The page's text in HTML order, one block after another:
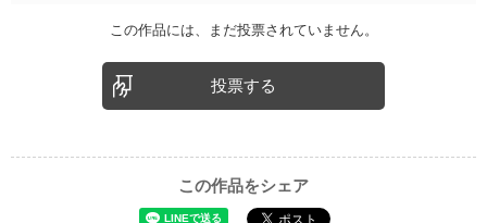
この作品には、まだ投票されていません。
投票する
この作品をシェア